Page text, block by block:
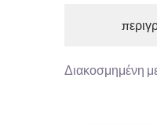
Διακοσμημένη